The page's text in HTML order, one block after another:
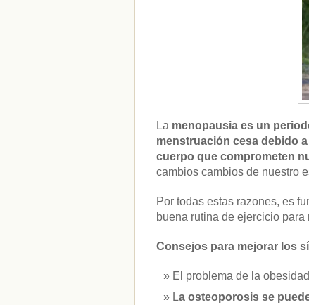
La menopausia es un
menstruación cesa debido
cuerpo que comprometen
cambios cambios de nuestro
Por todas estas razones, es
buena rutina de ejercicio
Consejos para mejorar los
El problema de la
La osteoporosis se